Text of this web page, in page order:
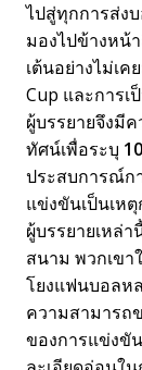
ไปสู่ทุกการส่ง
มองไปข้างหน้
เต้นอย่างไม่เ
Cup และการเ
ผู้บรรยายจึงมี
ทัศน์เพื่อระบุ
ประสบการณ์ก
แข่งขันเป็นเห
ผู้บรรยายเหล่
สนาม พวกเขา
โยงแฟนบอลห
ความสามารถ
ของการแข่งขั